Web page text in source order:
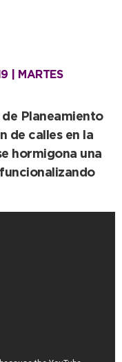
| MARTES
Planeamiento
de calles en la
hormigona una